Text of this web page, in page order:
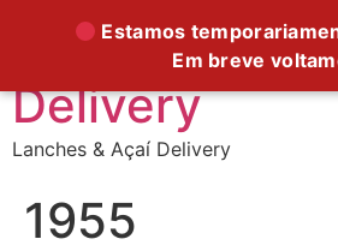
Supreme
Delivery
Lanches & Açaí Delivery
1955
Estamos
Em breve